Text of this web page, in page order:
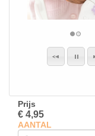
Prijs
€ 4,95
AANTAL